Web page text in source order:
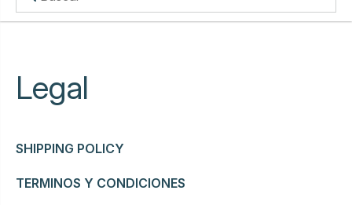
Legal
SHIPPING POLICY
TERMINOS Y CONDICIONES